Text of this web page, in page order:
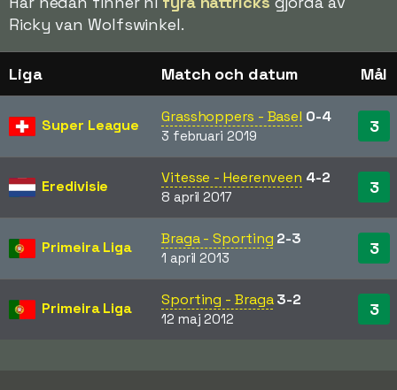
Ricky van Wolfswinkel.
Liga Match och datum Mål
Super League Grasshoppers - Basel 0-4
3 februari 2019 3
Eredivisie Vitesse - Heerenveen 4-2
8 april 2017 3
Primeira Liga Braga - Sporting 2-3
1 april 2013 3
Primeira Liga Sporting - Braga 3-2
12 maj 2012 3